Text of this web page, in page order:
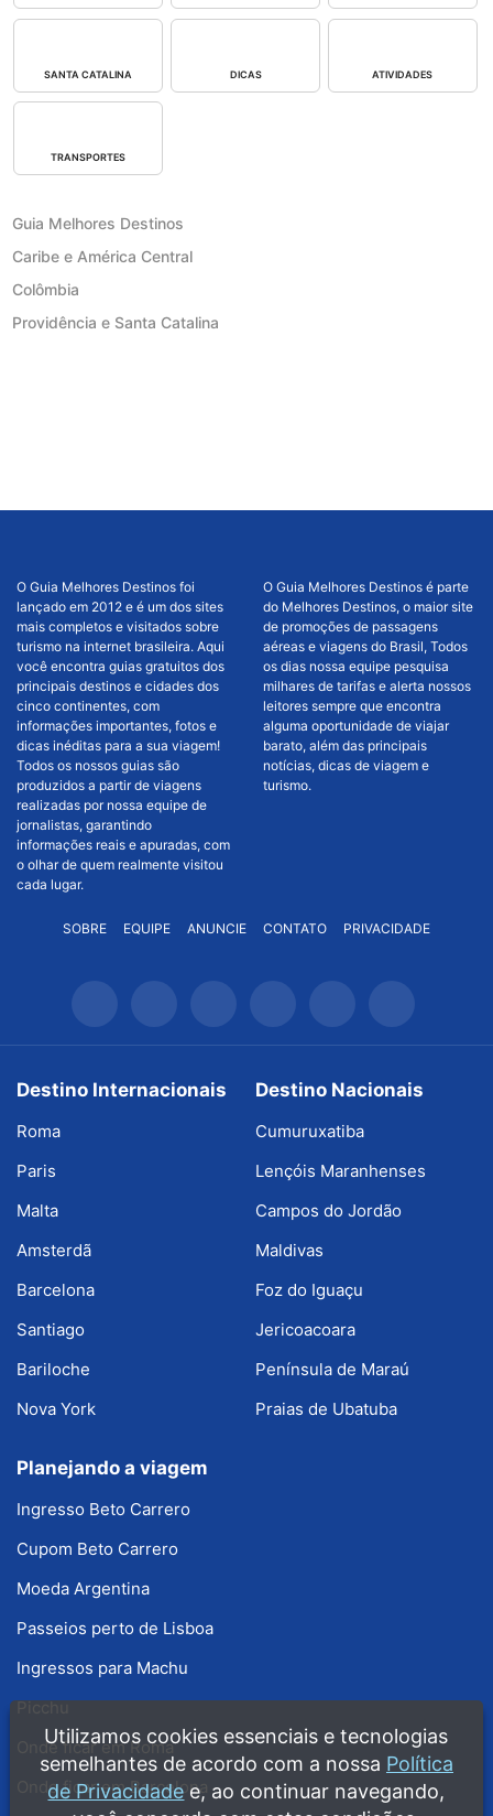
SANTA CATALINA DICAS ATIVIDADES
TRANSPORTES
Guia Melhores Destinos
Caribe e América Central
Colômbia
Providência e Santa Catalina
O Guia Melhores Destinos foi
lançado em 2012 e é um dos sites
mais completos e visitados sobre
turismo na internet brasileira. Aqui
você encontra guias gratuitos dos
principais destinos e cidades dos
cinco continentes, com
informações importantes, fotos e
dicas inéditas para a sua viagem!
Todos os nossos guias são
produzidos a partir de viagens
realizadas por nossa equipe de
jornalistas, garantindo
informações reais e apuradas, com
o olhar de quem realmente visitou
cada lugar.
O Guia Melhores Destinos é parte
do Melhores Destinos, o maior site
de promoções de passagens
aéreas e viagens do Brasil, Todos
os dias nossa equipe pesquisa
milhares de tarifas e alerta nossos
leitores sempre que encontra
alguma oportunidade de viajar
barato, além das principais
notícias, dicas de viagem e
turismo.
SOBRE EQUIPE ANUNCIE CONTATO PRIVACIDADE
Destino Internacionais
Roma
Paris
Malta
Amsterdã
Barcelona
Santiago
Bariloche
Nova York
Destino Nacionais
Cumuruxatiba
Lençóis Maranhenses
Campos do Jordão
Maldivas
Foz do Iguaçu
Jericoacoara
Península de Maraú
Praias de Ubatuba
Planejando a viagem
Ingresso Beto Carrero
Cupom Beto Carrero
Moeda Argentina
Passeios perto de Lisboa
Ingressos para Machu
Onde ficar em Roma
Onde ficar em Barcelona
Utilizamos cookies essenciais e tecnologias
semelhantes de acordo com a nossa Política
de Privacidade e, ao continuar navegando,